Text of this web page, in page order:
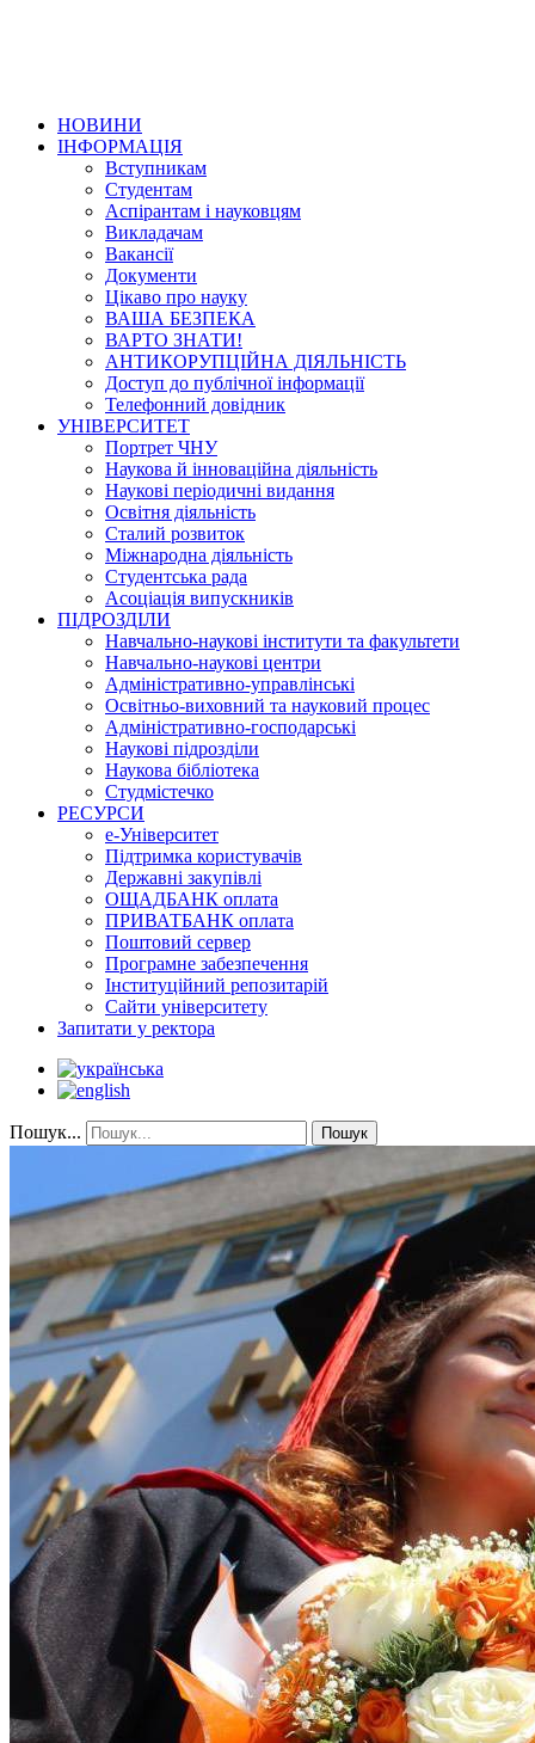
НОВИНИ
ІНФОРМАЦІЯ
Вступникам
Студентам
Аспірантам і науковцям
Викладачам
Вакансії
Документи
Цікаво про науку
ВАША БЕЗПЕКА
ВАРТО ЗНАТИ!
АНТИКОРУПЦІЙНА ДІЯЛЬНІСТЬ
Доступ до публічної інформації
Телефонний довідник
УНІВЕРСИТЕТ
Портрет ЧНУ
Наукова й інноваційна діяльність
Наукові періодичні видання
Освітня діяльність
Сталий розвиток
Міжнародна діяльність
Студентська рада
Асоціація випускників
ПІДРОЗДІЛИ
Навчально-наукові інститути та факультети
Навчально-наукові центри
Адміністративно-управлінські
Освітньо-виховний та науковий процес
Адміністративно-господарські
Наукові підрозділи
Наукова бібліотека
Студмістечко
РЕСУРСИ
е-Університет
Підтримка користувачів
Державні закупівлі
ОЩАДБАНК оплата
ПРИВАТБАНК оплата
Поштовий сервер
Програмне забезпечення
Інституційний репозитарій
Сайти університету
Запитати у ректора
Пошук... Пошук